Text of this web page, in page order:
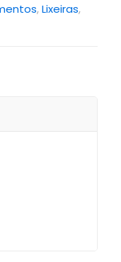
,Lixeiras,